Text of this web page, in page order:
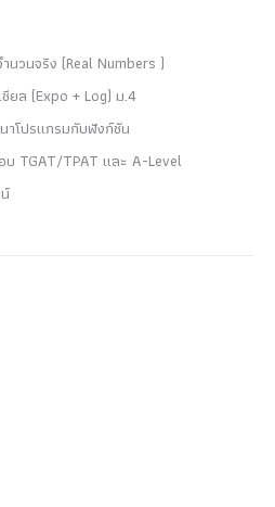
วนจริง (Real Numbers )
ยล (Expo + Log) ม.4
โปรแกรมกับฟังก์ชัน
บ TGAT/TPAT และ A-Level